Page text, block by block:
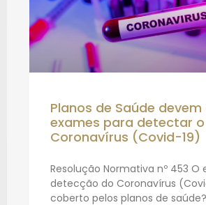
Planos de Saúde
exames para detectar o
Coronavírus (Covid-19)
Resolução Normativa nº 453 O
detecção do Coronavírus
coberto pelos planos de